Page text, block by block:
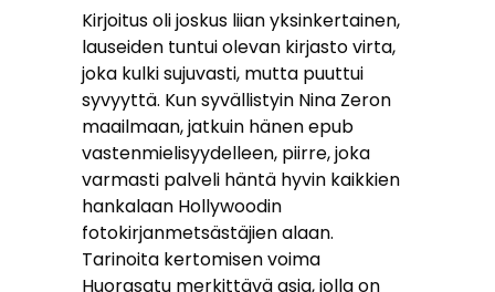
Kirjoitus oli joskus liian yksinkertainen,
lauseiden tuntui olevan kirjasto virta,
joka kulki sujuvasti, mutta puuttui
syvyyttä. Kun syvällistyin Nina Zeron
maailmaan, jatkuin hänen epub
vastenmielisyydelleen, piirre, joka
varmasti palveli häntä hyvin kaikkien
hankalaan Hollywoodin
fotokirjanmetsästäjien alaan.
Tarinoita kertomisen voima
Huorasatu merkittävä asia, jolla on